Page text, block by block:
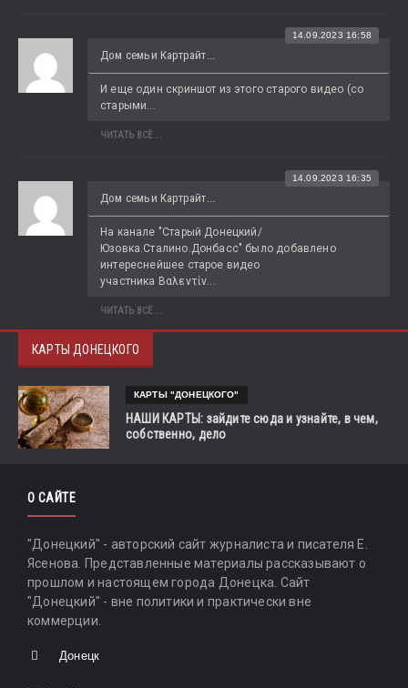
Дом семьи Картрайт...
14.09.2023 16:58
И еще один скриншот из этого старого видео (со
старыми...
ЧИТАТЬ ВСЁ...
Дом семьи Картрайт...
14.09.2023 16:35
На канале "Старый Донецкий/
Юзовка.Сталино.Донбасс" было добавлено
интереснейшее старое видео
участника Βαλεντίν...
ЧИТАТЬ ВСЁ...
КАРТЫ ДОНЕЦКОГО
КАРТЫ "ДОНЕЦКОГО"
НАШИ КАРТЫ: зайдите сюда и узнайте, в чем,
собственно, дело
О САЙТЕ
"Донецкий" - авторский сайт журналиста и писателя Е.
Ясенова. Представленные материалы рассказывают о
прошлом и настоящем города Донецка. Сайт
"Донецкий" - вне политики и практически вне
коммерции.
Донецк